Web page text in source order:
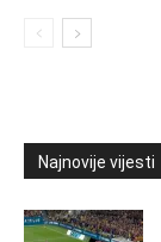
Najnovije vijesti